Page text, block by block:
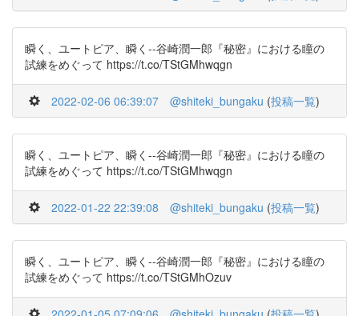
瞬く、ユートピア、瞬く--谷崎潤一郎『秘密』における瞳の
試練をめぐって https://t.co/TStGMhwqgn
2022-02-06 06:39:07 @shiteki_bungaku (投稿一覧)
瞬く、ユートピア、瞬く--谷崎潤一郎『秘密』における瞳の
試練をめぐって https://t.co/TStGMhwqgn
2022-01-22 22:39:08 @shiteki_bungaku (投稿一覧)
瞬く、ユートピア、瞬く--谷崎潤一郎『秘密』における瞳の
試練をめぐって https://t.co/TStGMhOzuv